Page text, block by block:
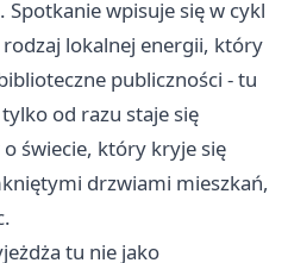
. Spotkanie wpisuje się w cykl
lokalnej energii, który
publiczności - tu
od razu staje się
świecie, który kryje się
drzwiami mieszkań,
tu nie jako